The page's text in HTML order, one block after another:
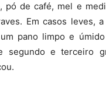
pó de café, mel e
Em casos leves,
pano limpo e
segundo e terceiro